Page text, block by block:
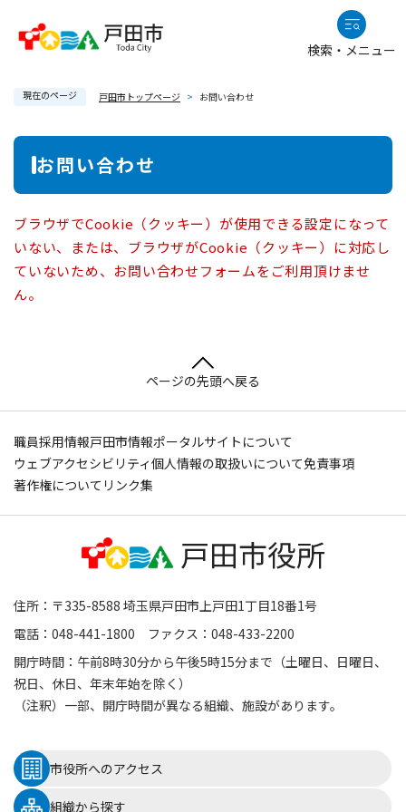
検索・メニュー
現在のページ 戸田市トップページ > お問い合わせ
本
お問い合わせ
ブラウザでCookie（クッキー）が使用できる設定になって
いない、または、ブラウザがCookie（クッキー）に対応し
ていないため、お問い合わせフォームをご利用頂けませ
ん。
ページの先頭へ戻る
職員採用情報戸田市情報ポータルサイトについて
ウェブアクセシビリティ個人情報の取扱いについて免責事項
著作権について リンク集
住所：〒335-8588 埼玉県戸田市上戸田1丁目18番1号
電話：048-441-1800 ファクス：048-433-2200
開庁時間：午前8時30分から午後5時15分まで（土曜日、日曜日、
祝日、休日、年末年始を除く）
（注釈）一部、開庁時間が異なる組織、施設があります。
市役所へのアクセス
組織から探す